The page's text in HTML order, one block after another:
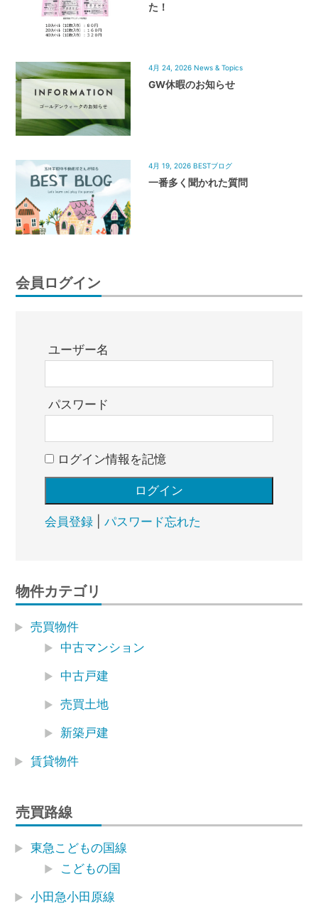
た！
4月 24, 2026 News & Topics
GW休暇のお知らせ
4月 19, 2026 BESTブログ
一番多く聞かれた質問
会員ログイン
ユーザー名
パスワード
ログイン情報を記憶
会員登録| パスワード忘れた
物件カテゴリ
売買物件
中古マンション
中古戸建
売買土地
新築戸建
賃貸物件
売買路線
東急こどもの国線
こどもの国
小田急小田原線